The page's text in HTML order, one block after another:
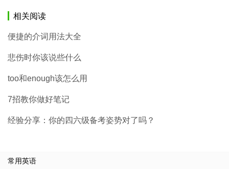
相关阅读
便捷的介词用法大全
悲伤时你该说些什么
too和enough该怎么用
7招教你做好笔记
经验分享：你的四六级备考姿势对了吗？
常用英语